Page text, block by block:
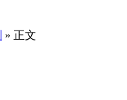
» 正文